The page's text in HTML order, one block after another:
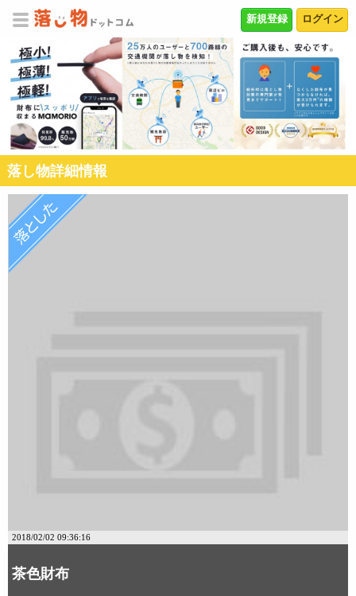
ログイン
新規登録
落し物詳細情報
2018/02/02 09:36:16
茶色財布